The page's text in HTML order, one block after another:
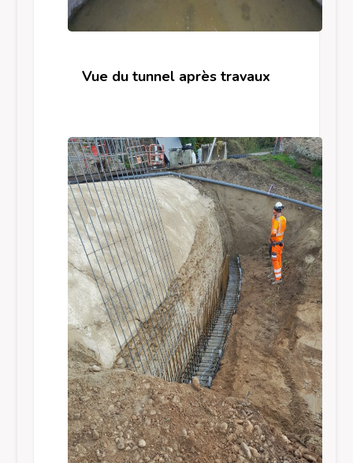
Vue du tunnel après travaux